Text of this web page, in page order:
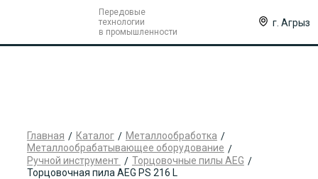
Передовые
технологии
в промышленности
г. Агрыз
Главная Каталог
Металлообработка
Металлообрабатывающее оборудование
Ручной инструмент
Торцовочные пилы AEG
Торцовочная пила AEG PS 216 L